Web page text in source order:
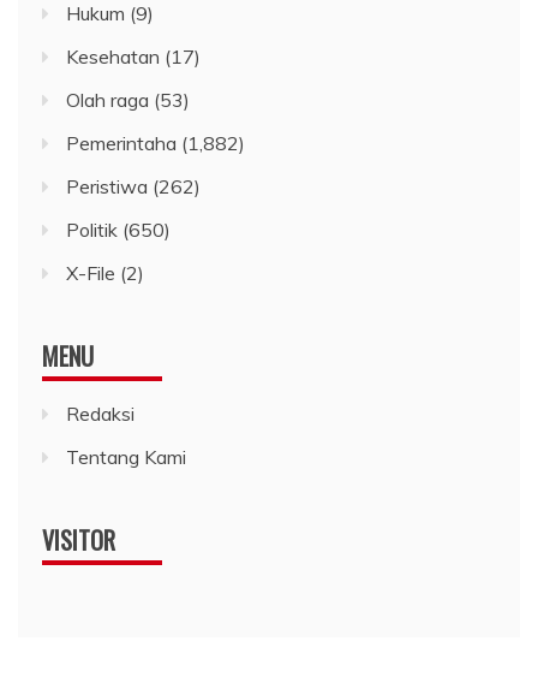
Hukum (9)
Kesehatan (17)
Olah raga (53)
Pemerintaha (1,882)
Peristiwa (262)
Politik (650)
X-File (2)
MENU
Redaksi
Tentang Kami
VISITOR